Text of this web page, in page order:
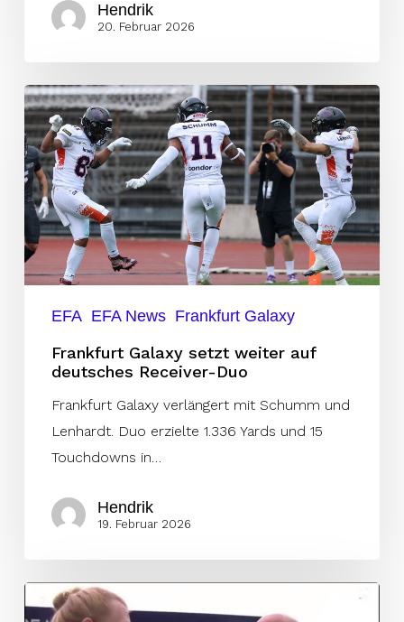
Hendrik
20. Februar 2026
Frankfurt
Galaxy
setzt
weiter
auf
deutsches
Receiver-
Duo
EFA EFA News Frankfurt Galaxy
Frankfurt Galaxy setzt weiter auf
deutsches Receiver-Duo
Frankfurt Galaxy verlängert mit Schumm und
Lenhardt. Duo erzielte 1.336 Yards und 15
Touchdowns in…
Hendrik
19. Februar 2026
Storm